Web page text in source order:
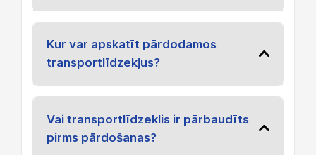
Kur var apskatīt pārdodamos
transportlīdzekļus?
Vai transportlīdzeklis ir pārbaudīts
pirms pārdošanas?